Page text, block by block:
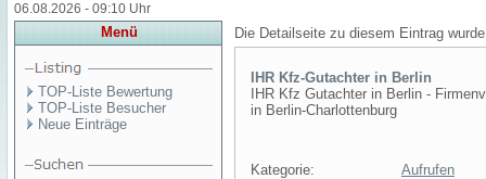
06.08.2026 - 09:10 Uhr
Menü
TOP-Liste Bewertung
TOP-Liste Besucher
Neue Einträge
Die Detailseite zu diesem Eintrag
IHR Kfz-Gutachter in Berlin
IHR Kfz Gutachter in Berlin -
in Berlin-Charlottenburg
Kategorie:
Aufrufen